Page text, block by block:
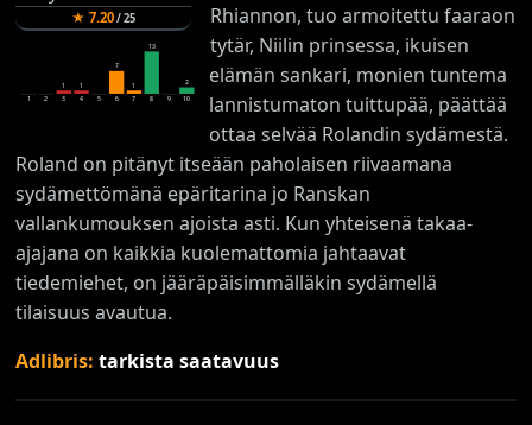
★7.20/25
1 2
1
3
1
4
5
7
6
1
7
13
8 9
2
10
Rhiannon, tuo armoitettu faaraon
tytär, Niilin prinsessa, ikuisen
elämän sankari, monien tuntema
lannistumaton tuittupää, päättää
ottaa selvää Rolandin sydämestä.
Roland on pitänyt itseään paholaisen riivaamana
sydämettömänä epäritarina jo Ranskan
vallankumouksen ajoista asti. Kun yhteisenä takaa-
ajajana on kaikkia kuolemattomia jahtaavat
tiedemiehet, on jääräpäisimmälläkin sydämellä
tilaisuus avautua.
Adlibris:tarkista saatavuus